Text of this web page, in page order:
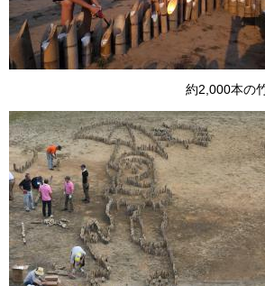
約2,000本の竹灯籠を